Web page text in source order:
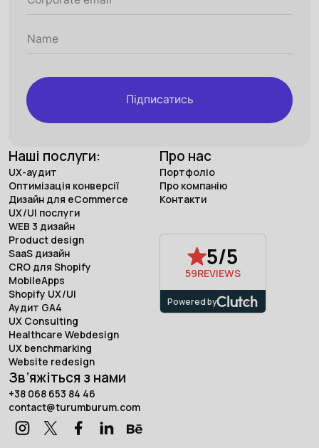
Наші послуги:
UX-аудит
Оптимізація конверсії
Дизайн для eCommerce
UX/UI послуги
WEB 3 дизайн
Product design
SaaS дизайн
CRO для Shopify
MobileApps
Shopify UX/UI
Аудит GA4
UX Consulting
Healthcare Webdesign
UX benchmarking
Website redesign
Про нас
Портфоліо
Про компанію
Контакти
5/5
59REVIEWS
Powered by
Зв’яжіться з нами
+38 068 653 84 46
contact@turumburum.com
Підписатись